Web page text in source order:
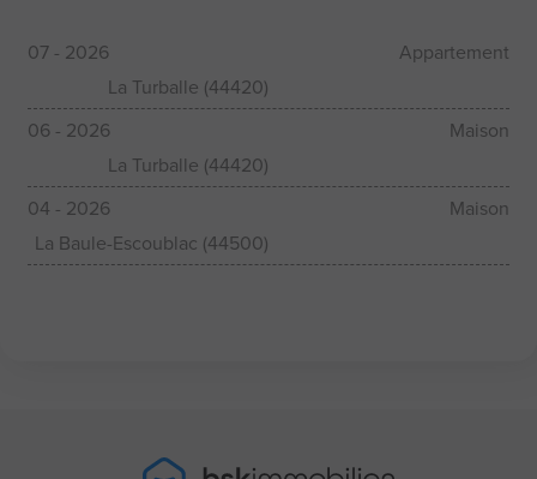
07 - 2026
Appartement
La Turballe (44420)
06 - 2026
Maison
La Turballe (44420)
04 - 2026
Maison
La Baule-Escoublac (44500)